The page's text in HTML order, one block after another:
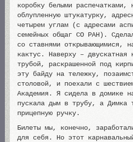
коробку белыми распечатками,
облупленную штукатурку,
четырем углам (с адресами
семейных общаг СО РАН).
со ставнями открывающимися,
кактус. Наверху – двускатная
трубой, раскрашенной под
эту байду на тележку,
столовой, и поехали с
Академия. Я сидела в домике
пускала дым в трубу, а Димка
прицепную ручку.
Билеты мы, конечно,
для себя. Но этот